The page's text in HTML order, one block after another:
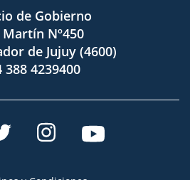
de Gobierno
Martín Nº450
de Jujuy (4600)
388 4239400